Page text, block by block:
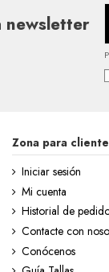
newsletter
Zona para
Iniciar sesión
Mi cuenta
Historial de
Contacte con
Conócenos